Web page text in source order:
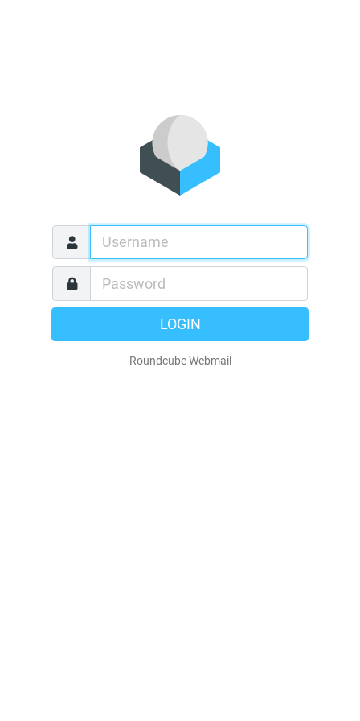
LOGIN
Roundcube Webmail